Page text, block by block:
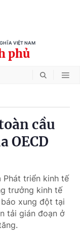
VIỆT NAM
phủ
cầu
OECD
Phát triển kinh tế
trưởng kinh tế
xung đột tại
tải gián đoạn ở